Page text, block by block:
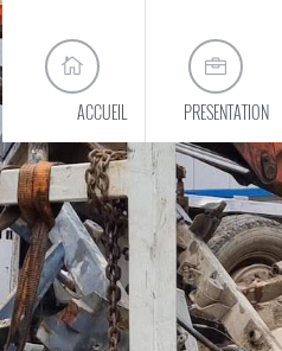
ACCUEIL PRESENTATION